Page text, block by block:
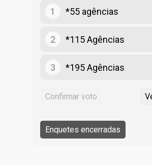
1 *55 agências
2 *115 Agências
3 *195 Agências